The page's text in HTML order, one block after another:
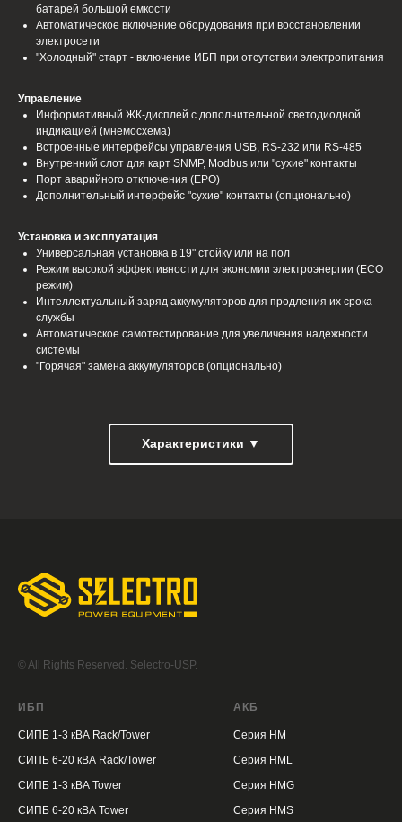
батарей большой емкости
Автоматическое включение оборудования при восстановлении
электросети
"Холодный" старт - включение ИБП при отсутствии электропитания
Управление
Информативный ЖК-дисплей с дополнительной светодиодной
индикацией (мнемосхема)
Встроенные интерфейсы управления USB, RS-232 или RS-485
Внутренний слот для карт SNMP, Modbus или "сухие" контакты
Порт аварийного отключения (EPO)
Дополнительный интерфейс "сухие" контакты (опционально)
Установка и эксплуатация
Универсальная установка в 19" стойку или на пол
Режим высокой эффективности для экономии электроэнергии (ЕСО
режим)
Интеллектуальный заряд аккумуляторов для продления их срока
службы
Автоматическое самотестирование для увеличения надежности
системы
"Горячая" замена аккумуляторов (опционально)
Характеристики ▼
© All Rights Reserved. Selectro-USP.
ИБП
СИПБ 1-3 кВА Rack/Tower
СИПБ 6-20 кВА Rack/Tower
СИПБ 1-3 кВА Tower
СИПБ 6-20 кВА Tower
АКБ
Серия HM
Серия HML
Серия HMG
Серия HMS